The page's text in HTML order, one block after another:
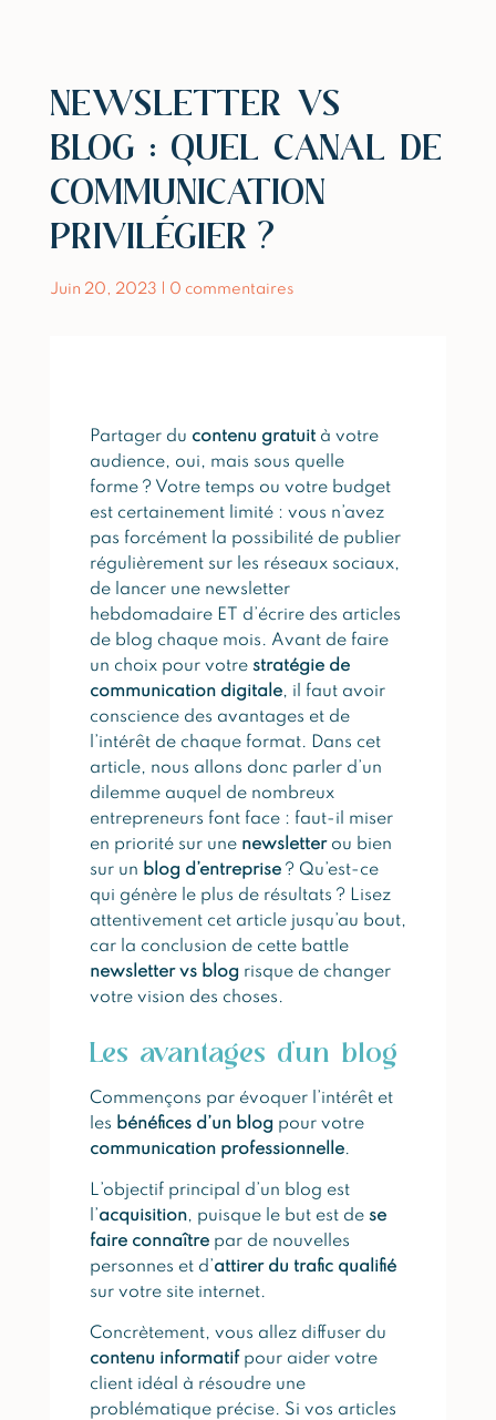
NEWSLETTER VS
BLOG : QUEL CANAL DE
COMMUNICATION
PRIVILÉGIER ?
Juin 20, 2023 0 commentaires
Partager du contenu gratuità votre
audience, oui, mais sous quelle
forme ? Votre temps ou votre budget
est certainement limité : vous n’avez
pas forcément la possibilité de publier
régulièrement sur les réseaux sociaux,
de lancer une newsletter
hebdomadaire ET d’écrire des articles
de blog chaque mois. Avant de faire
un choix pour votre stratégie de
communication digitale, il faut avoir
conscience des avantages et de
l’intérêt de chaque format. Dans cet
article, nous allons donc parler d’un
dilemme auquel de nombreux
entrepreneurs font face : faut-il miser
en priorité sur une newsletterou bien
sur un blog d’entreprise ? Qu’est-ce
qui génère le plus de résultats ? Lisez
attentivement cet article jusqu’au bout,
car la conclusion de cette battle
newsletter vs blogrisque de changer
votre vision des choses.
Les avantages d’un blog
Commençons par évoquer l’intérêt et
les bénéfices d’un blogpour votre
communication professionnelle.
L’objectif principal d’un blog est
l’acquisition, puisque le but est de se
faire connaîtrepar de nouvelles
personnes et d’attirer du trafic qualifié
sur votre site internet.
Concrètement, vous allez diffuser du
contenu informatifpour aider votre
client idéal à résoudre une
problématique précise. Si vos articles